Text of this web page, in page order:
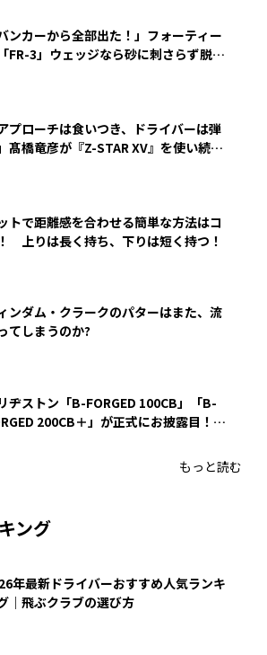
バンカーから全部出た！」フォーティー
FR-3」ウェッジなら砂に刺さらず脱出
アプローチは食いつき、ドライバーは弾
髙橋竜彦が『Z-STAR XV』を使い続け
トで距離感を合わせる簡単な方法はコ
上りは長く持ち、下りは短く持つ！
ンダム・クラークのパターはまた、流
てしまうのか?
ヂストン「B-FORGED 100CB」「B-
200CB＋」が正式にお披露目！
もっと読む
ング
年最新ドライバーおすすめ人気ランキ
｜飛ぶクラブの選び方